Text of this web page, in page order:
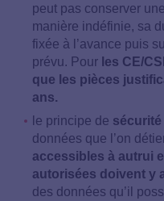
peut pas conserver
manière indéfinie, sa
fixée à l’avance puis
prévu. Pour les CE/
que les pièces
ans.
le principe de
données que l’on
accessibles à autrui
autorisées doivent y
des données qu’il